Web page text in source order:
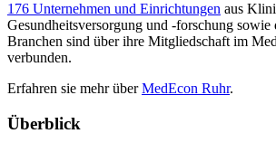
176 Unternehmen und Einrichtungen aus
Gesundheitsversorgung und -forschung sowie
Branchen sind über ihre Mitgliedschaft im
verbunden.
Erfahren sie mehr überMedEcon Ruhr.
Überblick